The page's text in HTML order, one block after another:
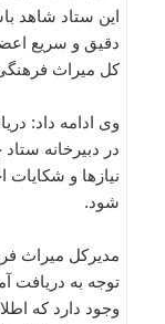
این ستاد شاهد
دقیق و سریع
کل میراث
در دبیرخانه
نیازها و
شود.
مدیرکل میراث
توجه به دریافت
وجود دارد که